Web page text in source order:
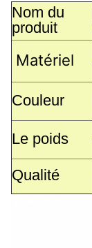
Nom du
produit
Matériel
Couleur
Le poids
Qualité